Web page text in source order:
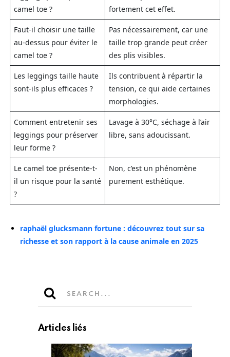
camel toe ?
fortement cet effet.
Faut-il choisir une taille
au-dessus pour éviter le
camel toe ?
Pas nécessairement, car une
taille trop grande peut créer
des plis visibles.
Les leggings taille haute
sont-ils plus efficaces ?
Ils contribuent à répartir la
tension, ce qui aide certaines
morphologies.
Comment entretenir ses
leggings pour préserver
leur forme ?
Lavage à 30°C, séchage à l’air
libre, sans adoucissant.
Le camel toe présente-t-
il un risque pour la santé
?
Non, c’est un phénomène
purement esthétique.
raphaël glucksmann fortune : découvrez tout sur sa
richesse et son rapport à la cause animale en 2025
Articles liés